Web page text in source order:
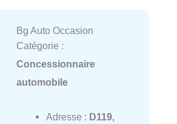
Bg Auto Occasion
Catégorie :
Concessionnaire
automobile
Adresse : D119,